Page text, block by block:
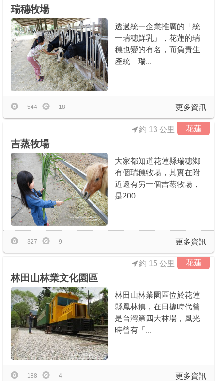
瑞穗牧場
透過統一企業推廣的「統
一瑞穗鮮乳」，花蓮的瑞
穗也變的有名，而負責生
產統一瑞...
更多資訊
544 18
花蓮
約 13 公里
吉蒸牧場
大家都知道花蓮縣瑞穗鄉
有個瑞穗牧場，其實在附
近還有另一個吉蒸牧場，
是200...
更多資訊
327 9
花蓮
約 15 公里
林田山林業文化園區
林田山林業園區位於花蓮
縣鳳林鎮，在日據時代曾
是台灣第四大林場，風光
時曾有「...
更多資訊
188 4